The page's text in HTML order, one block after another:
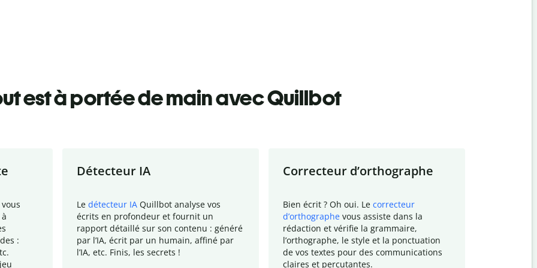
est à portée de main avec Quillbot
:
Détecteur IA
Le détecteur IA Quillbot analyse vos
écrits en profondeur et fournit un
rapport détaillé sur son contenu : généré
par l’IA, écrit par un humain, affiné par
l’IA, etc. Finis, les secrets !
Correcteur d’orthographe
Bien écrit ? Oh oui. Le correcteur
d’orthographe vous assiste dans la
rédaction et vérifie la grammaire,
l’orthographe, le style et la ponctuation
de vos textes pour des communications
claires et percutantes.